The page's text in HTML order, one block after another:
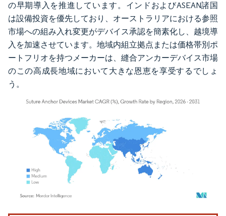
の早期導入を推進しています。インドおよびASEAN諸国
は設備投資を優先しており、オーストラリアにおける参照
市場への組み入れ変更がデバイス承認を簡素化し、越境導
入を加速させています。地域内組立拠点または価格帯別ポ
ートフリオを持つメーカーは、縫合アンカーデバイス市場
のこの高成長地域において大きな恩恵を享受するでしょ
う。